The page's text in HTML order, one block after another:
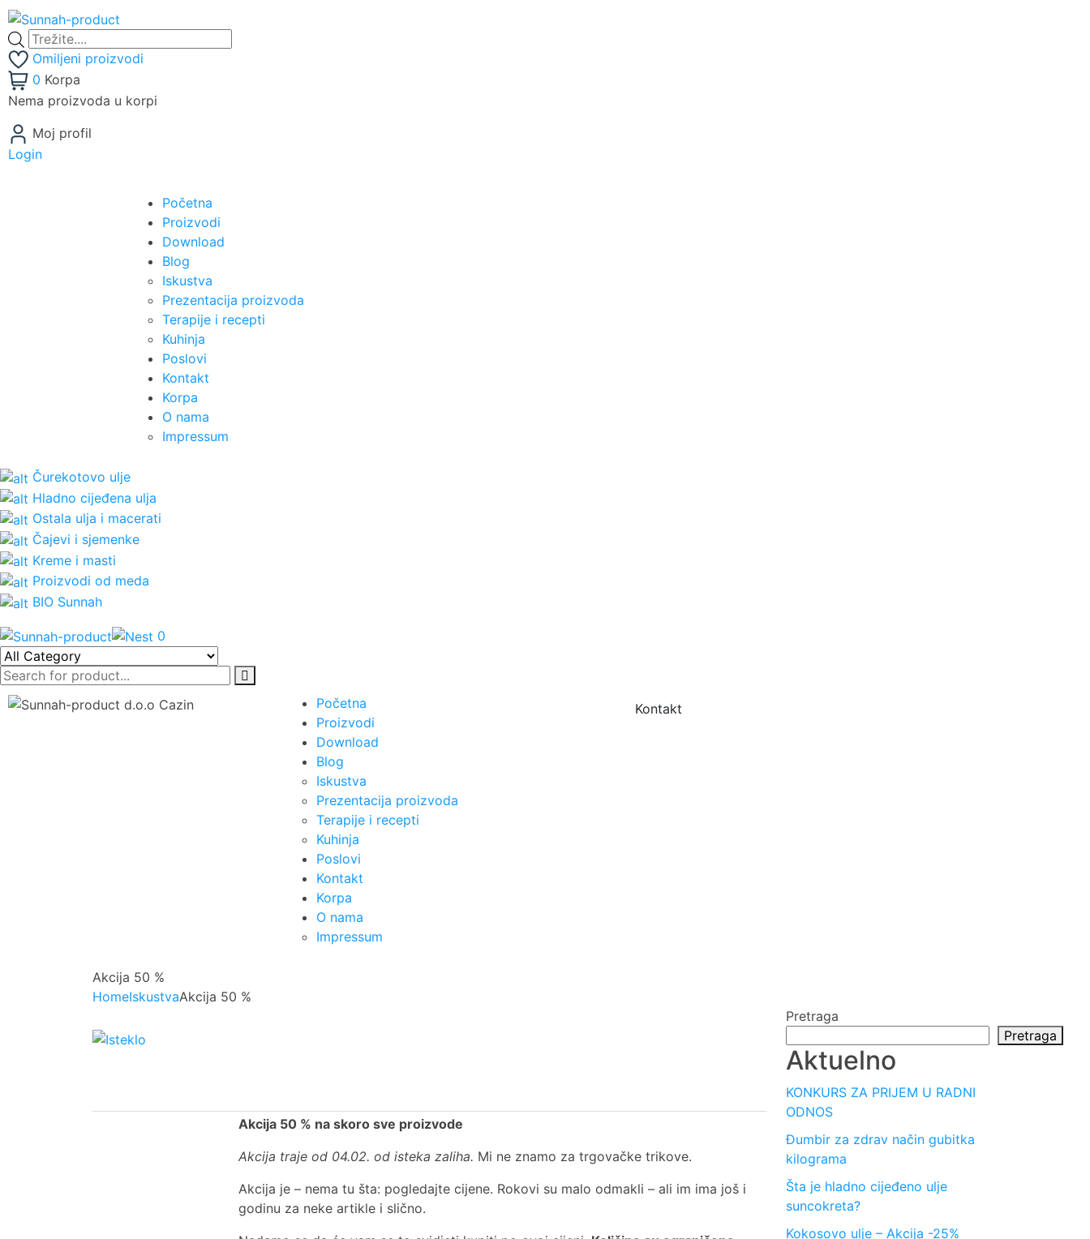
Omiljeni proizvodi
0 Korpa
Nema proizvoda u korpi
Moj profil
Login
Početna
Proizvodi
Download
Blog
Iskustva
Prezentacija proizvoda
Terapije i recepti
Kuhinja
Poslovi
Kontakt
Korpa
O nama
Impressum
Čurekotovo ulje
Hladno cijeđena ulja
Ostala ulja i macerati
Čajevi i sjemenke
Kreme i masti
Proizvodi od meda
BIO Sunnah
0
Početna
Proizvodi
Download
Blog
Iskustva
Prezentacija proizvoda
Terapije i recepti
Kuhinja
Poslovi
Kontakt
Korpa
O nama
Impressum
Kontakt
Akcija 50 %
HomeIskustvaAkcija 50 %
Akcija 50 % na skoro sve proizvode
Akcija traje od 04.02. od isteka zaliha. Mi ne znamo za trgovačke trikove.
Akcija je – nema tu šta: pogledajte cijene. Rokovi su malo odmakli – ali im ima još i
godinu za neke artikle i slično.
Pretraga
Pretraga
Aktuelno
KONKURS ZA PRIJEM U RADNI
ODNOS
Đumbir za zdrav način gubitka
kilograma
Šta je hladno cijeđeno ulje
suncokreta?
Kokosovo ulje – Akcija -25%